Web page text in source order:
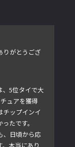
りがとうござ
、5位タイで大
ュアを獲得
チップインイ
たです。
、日頃から応